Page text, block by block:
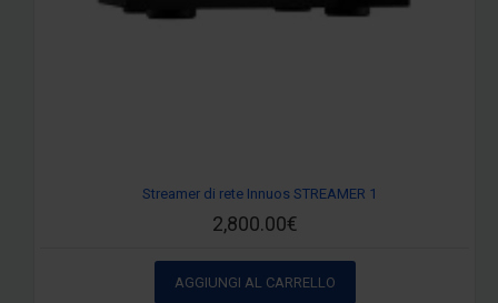
Streamer di rete Innuos STREAMER 1
2,800.00€
AGGIUNGI AL CARRELLO